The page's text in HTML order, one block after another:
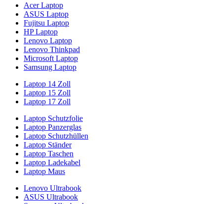
Acer Laptop
ASUS Laptop
Fujitsu Laptop
HP Laptop
Lenovo Laptop
Lenovo Thinkpad
Microsoft Laptop
Samsung Laptop
Laptop 14 Zoll
Laptop 15 Zoll
Laptop 17 Zoll
Laptop Schutzfolie
Laptop Panzerglas
Laptop Schutzhüllen
Laptop Ständer
Laptop Taschen
Laptop Ladekabel
Laptop Maus
Lenovo Ultrabook
ASUS Ultrabook